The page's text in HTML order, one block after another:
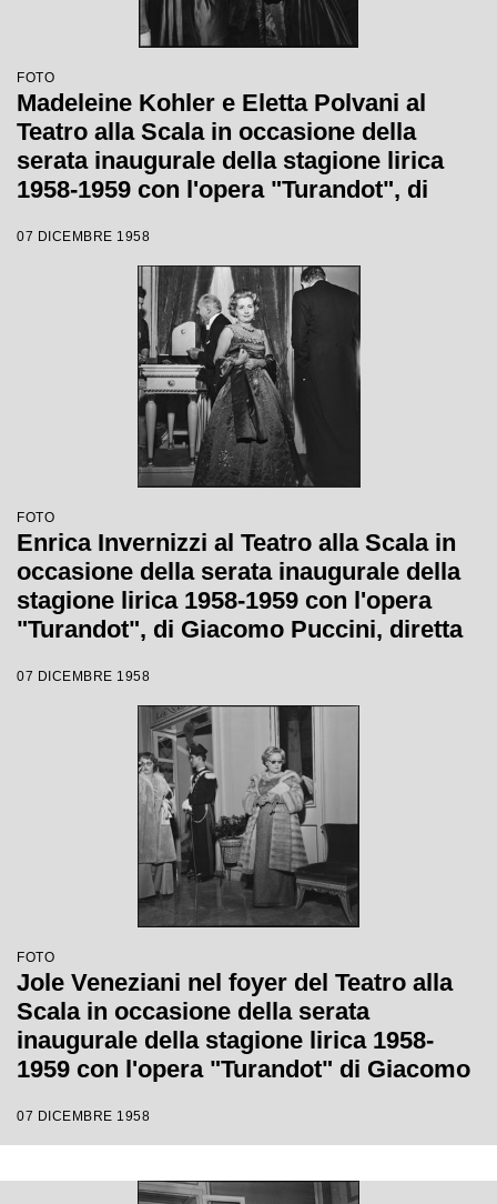
FOTO
Madeleine Kohler e Eletta Polvani al
Teatro alla Scala in occasione della
serata inaugurale della stagione lirica
1958-1959 con l'opera "Turandot", di
Votto con la regia di Margherita
07 DICEMBRE 1958
FOTO
Enrica Invernizzi al Teatro alla Scala in
occasione della serata inaugurale della
stagione lirica 1958-1959 con l'opera
"Turandot", di Giacomo Puccini, diretta
Margherita Wallmann
07 DICEMBRE 1958
FOTO
Jole Veneziani nel foyer del Teatro alla
Scala in occasione della serata
inaugurale della stagione lirica 1958-
1959 con l'opera "Turandot" di Giacomo
regia di Margherita Walmann
07 DICEMBRE 1958